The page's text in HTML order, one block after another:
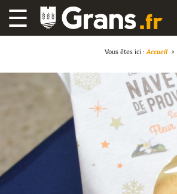
☰
Vous êtes ici : Accueil>